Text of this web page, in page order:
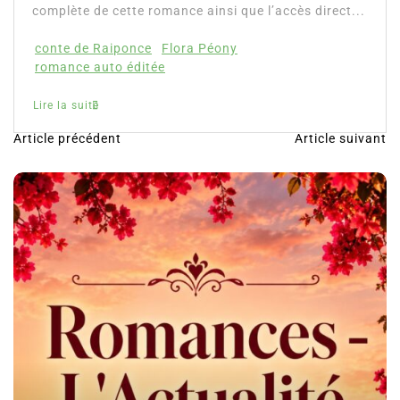
romance ainsi que l’accès direct...
Flora Péony
éditée
N
a
v
i
g
a
t
Article précédent Article suivant